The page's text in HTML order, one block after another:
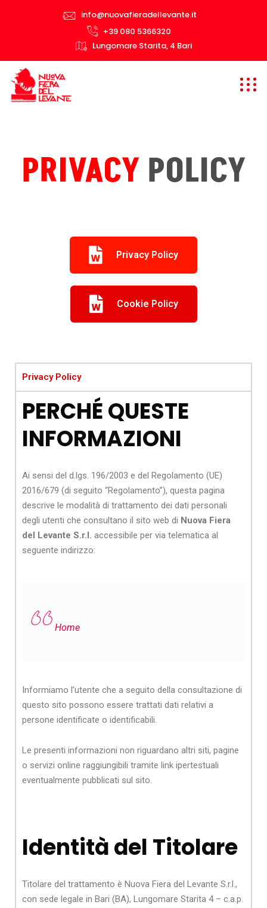
info@nuovafieradellevante.it
+39 080 5366320
Lungomare Starita, 4 Bari
PRIVACY POLICY
Privacy Policy
Cookie Policy
Privacy Policy
PERCHÉ QUESTE
INFORMAZIONI
Ai sensi del d.lgs. 196/2003 e del Regolamento (UE)
2016/679 (di seguito “Regolamento”), questa pagina
descrive le modalità di trattamento dei dati personali
degli utenti che consultano il sito web di Nuova Fiera
del Levante S.r.l. accessibile per via telematica al
seguente indirizzo:
Home
Informiamo l’utente che a seguito della consultazione di
questo sito possono essere trattati dati relativi a
persone identificate o identificabili.
Le presenti informazioni non riguardano altri siti, pagine
o servizi online raggiungibili tramite link ipertestuali
eventualmente pubblicati sul sito.
Identità del Titolare
Titolare del trattamento è Nuova Fiera del Levante S.r.l.,
con sede legale in Bari (BA), Lungomare Starita 4 – c.a.p.